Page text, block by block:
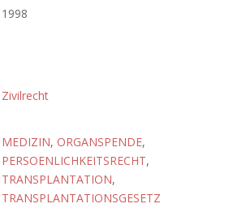
1998
Zivilrecht
MEDIZIN, ORGANSPENDE,
PERSOENLICHKEITSRECHT,
TRANSPLANTATION,
TRANSPLANTATIONSGESETZ